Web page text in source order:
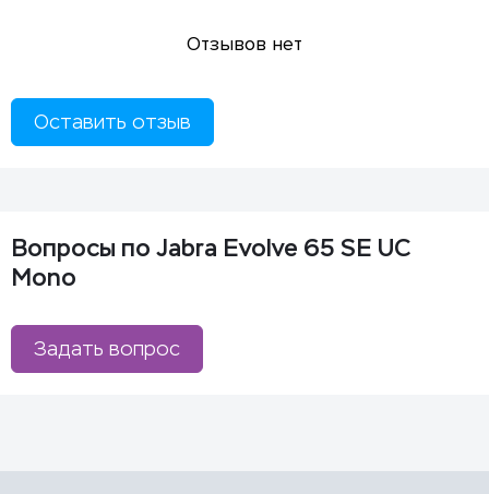
Отзывов нет
Оставить отзыв
Вопросы по Jabra Evolve 65 SE UC
Mono
Задать вопрос